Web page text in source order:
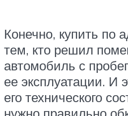
Конечно, купить по
тем, кто решил
автомобиль с
ее эксплуатации. И
его технического